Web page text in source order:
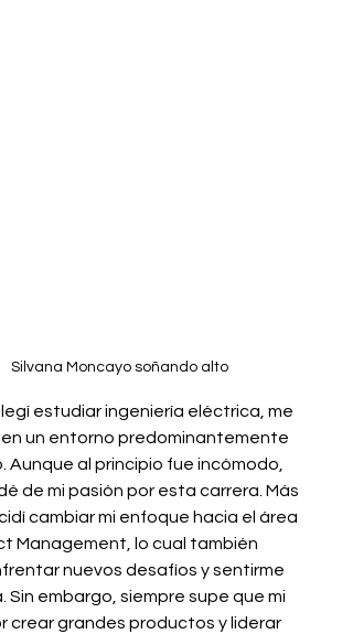
Silvana Moncayo soñando alto
estudiar ingeniería eléctrica, me
un entorno predominantemente
Aunque al principio fue incómodo,
de mi pasión por esta carrera. Más
cambiar mi enfoque hacia el área
Management, lo cual también
nuevos desafíos y sentirme
Sin embargo, siempre supe que mi
crear grandes productos y liderar